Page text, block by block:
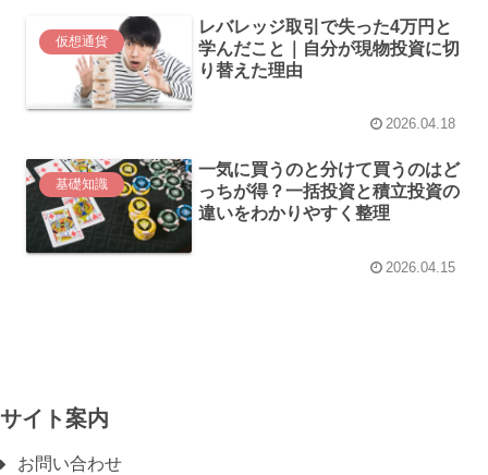
仮想通貨
レバレッジ取引で失った4万円と
学んだこと｜自分が現物投資に切
り替えた理由
2026.04.18
基礎知識
一気に買うのと分けて買うのはど
っちが得？一括投資と積立投資の
違いをわかりやすく整理
2026.04.15
サイト案内
お問い合わせ